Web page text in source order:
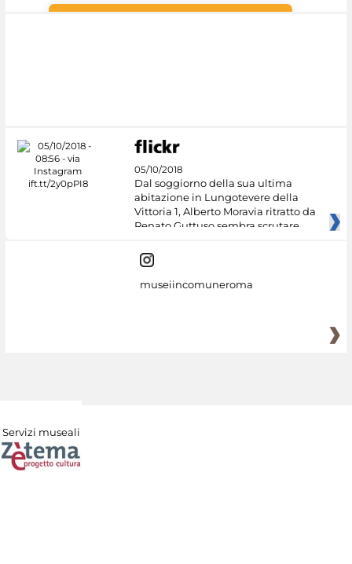
05/10/2018
Dal soggiorno della sua ultima
abitazione in Lungotevere della
Vittoria 1, Alberto Moravia ritratto da
Renato Guttuso sembra scrutare
museiincomuneroma
Servizi museali